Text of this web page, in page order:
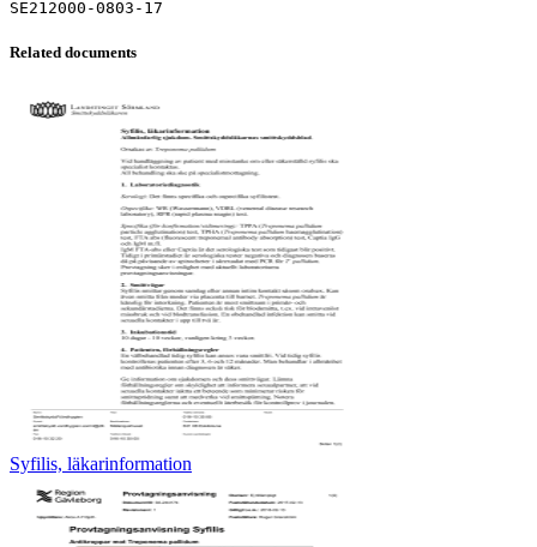
Related documents
Syfilis, läkarinformation